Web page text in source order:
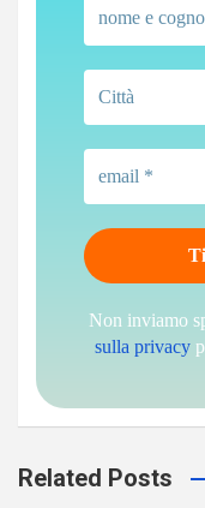
Non inviamo
sulla privacy
Related Posts